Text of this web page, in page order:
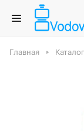
Главная Каталог